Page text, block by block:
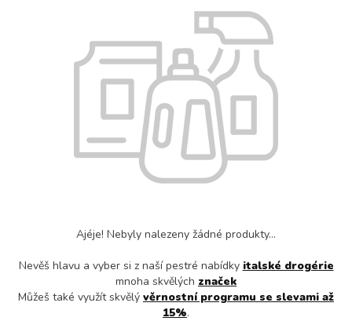
Ajéje! Nebyly nalezeny žádné produkty...
Nevěš hlavu a vyber si z naší pestré nabídky italské drogérie
mnoha skvělých značek
Můžeš také využít skvělý věrnostní programu se slevami až
15%.